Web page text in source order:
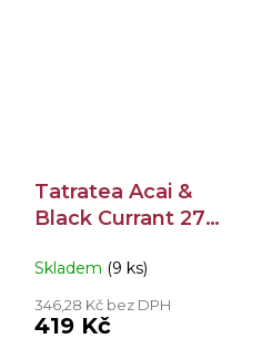
Tatratea Acai &
Black Currant 27%
Skladem (9 ks)
346,28 Kč bez DPH
419 Kč